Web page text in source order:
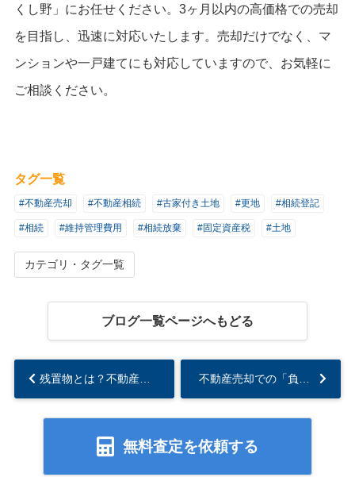
くし野」にお任せください。3ヶ月以内の高価格での売却
を目指し、迅速に対応いたします。売却だけでなく、マ
ンションや一戸建てにも対応していますので、お気軽に
ご相談ください。
タグ一覧
#不動産売却 #不動産相続 #古家付き土地 #更地 #相続登記
#相続 #維持管理費用 #相続放棄 #固定資産税 #土地
カテゴリ・タグ一覧
ブログ一覧ページへもどる
残置物とは？不動産売却時に残置物が引き起こすトラブル事例を解説...
無料査定を依頼する